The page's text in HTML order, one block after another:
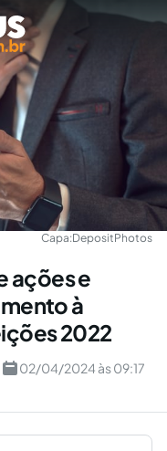
Capa:DepositPhotos
ações e
à
2022
02/04/2024 às 09:17